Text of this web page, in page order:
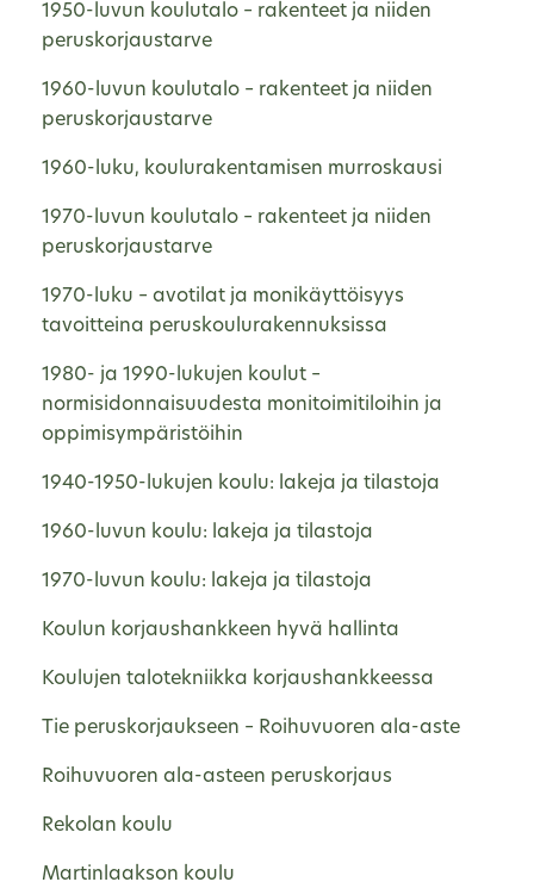
1950-luvun koulutalo – rakenteet ja niiden
peruskorjaustarve
1960-luvun koulutalo – rakenteet ja niiden
peruskorjaustarve
1960-luku, koulurakentamisen murroskausi
1970-luvun koulutalo – rakenteet ja niiden
peruskorjaustarve
1970-luku – avotilat ja monikäyttöisyys
tavoitteina peruskoulurakennuksissa
1980- ja 1990-lukujen koulut –
normisidonnaisuudesta monitoimitiloihin ja
oppimisympäristöihin
1940-1950-lukujen koulu: lakeja ja tilastoja
1960-luvun koulu: lakeja ja tilastoja
1970-luvun koulu: lakeja ja tilastoja
Koulun korjaushankkeen hyvä hallinta
Koulujen talotekniikka korjaushankkeessa
Tie peruskorjaukseen – Roihuvuoren ala-aste
Roihuvuoren ala-asteen peruskorjaus
Rekolan koulu
Martinlaakson koulu